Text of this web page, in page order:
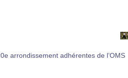
arrondissement adhérentes de l’OMS